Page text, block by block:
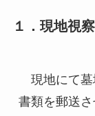
１．現地視
現地にて墓
書類を郵送